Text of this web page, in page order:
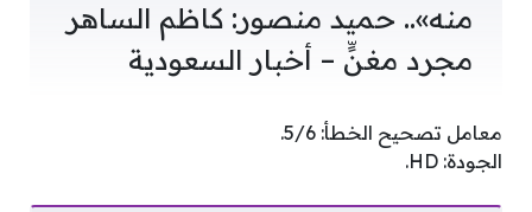
منه».. حميد منصور: كاظم الساهر
مجرد مغنٍّ – أخبار السعودية
معامل تصحيح الخطأ: 5/6.
الجودة: HD.